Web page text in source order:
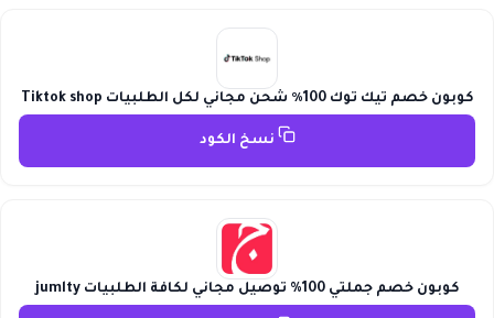
كوبون خصم تيك توك 100٪ شحن مجاني لكل الطلبيات Tiktok shop
نسخ الكود
كوبون خصم جملتي 100% توصيل مجاني لكافة الطلبيات jumlty